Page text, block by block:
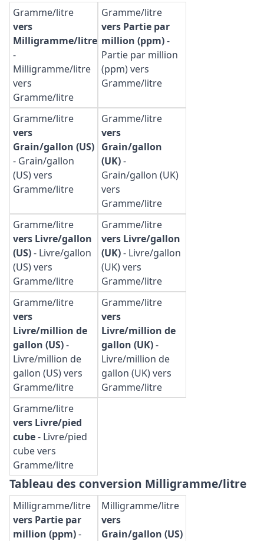
Gramme/litre
vers
Milligramme/litre
-
Milligramme/litre
vers
Gramme/litre
Gramme/litre
vers Partie par
million (ppm)-
Partie par million
(ppm) vers
Gramme/litre
Gramme/litre
vers
Grain/gallon (US)
- Grain/gallon
(US) vers
Gramme/litre
Gramme/litre
vers
Grain/gallon
(UK)-
Grain/gallon (UK)
vers
Gramme/litre
Gramme/litre
vers Livre/gallon
(US)- Livre/gallon
(US) vers
Gramme/litre
Gramme/litre
vers Livre/gallon
(UK)- Livre/gallon
(UK) vers
Gramme/litre
Gramme/litre
vers
Livre/million de
gallon (US)-
Livre/million de
gallon (US) vers
Gramme/litre
Gramme/litre
vers
Livre/million de
gallon (UK)-
Livre/million de
gallon (UK) vers
Gramme/litre
Gramme/litre
vers Livre/pied
cube- Livre/pied
cube vers
Gramme/litre
Tableau des conversion Milligramme/litre
Milligramme/litre
vers Partie par
million (ppm)-
Milligramme/litre
vers
Grain/gallon (US)